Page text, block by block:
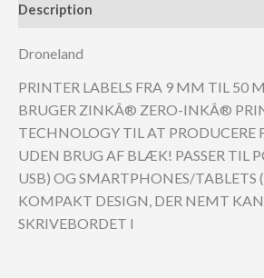
Description
Droneland
PRINTER LABELS FRA 9 MM TIL 50
BRUGER ZINKÂ® ZERO-INKÂ®
TECHNOLOGY TIL AT PRODUCERE
UDEN BRUG AF BLÆK! PASSER TIL
USB) OG SMARTPHONES/TABLETS
KOMPAKT DESIGN, DER NEMT KAN
SKRIVEBORDET I